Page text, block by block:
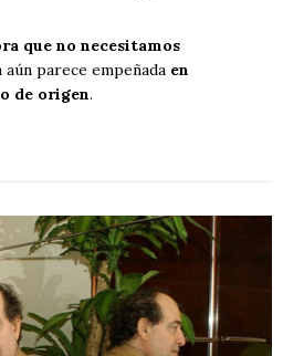
que no necesitamos
parece empeñada en
de origen.